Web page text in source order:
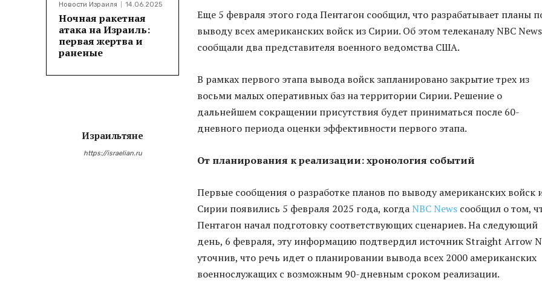
Новости Израиля 14.06.2025
Ночная ракетная
атака на Израиль:
первая жертва и
раненые
Израильтяне
https://israelian.ru
Еще 5 февраля этого года Пентагон сообщил, что разрабатывает планы
выводу всех американских войск из Сирии. Об этом телеканалу NBC News
сообщали два представителя военного ведомства США.
В рамках первого этапа вывода войск запланировано закрытие трех из
восьми малых оперативных баз на территории Сирии. Решение о
дальнейшем сокращении присутствия будет приниматься после 60-
дневного периода оценки эффективности первого этапа.
От планирования к реализации: хронология событий
Первые сообщения о разработке планов по выводу американских войск
Сирии появились 5 февраля 2025 года, когдаNBC News сообщил о том,
Пентагон начал подготовку соответствующих сценариев. На следующий
день, 6 февраля, эту информацию подтвердил источник Straight Arrow
уточнив, что речь идет о планировании вывода всех 2000 американских
военнослужащих с возможным 90-дневным сроком реализации.